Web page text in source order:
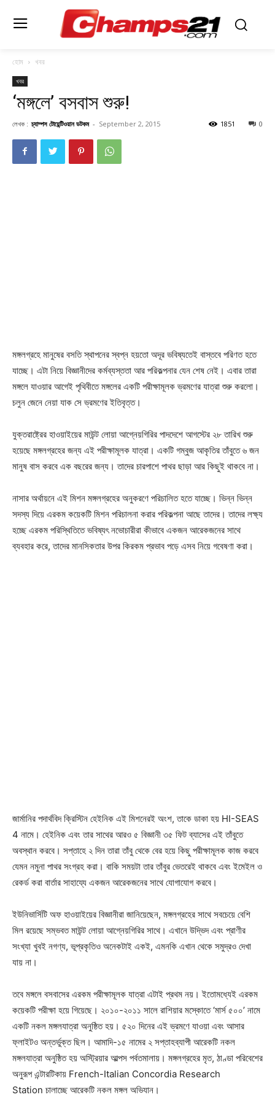
Champs21
হোম খবর
খবর
‘মঙ্গলে’ বসবাস শুরু!
লেখক : চ্যাম্পস টোয়েন্টিওয়ান ডটকম - September 2, 2015 0
1851
মঙ্গলগ্রহে মানুষের বসতি স্থাপনের স্বপ্ন হয়তো অদূর ভবিষ্যতেই বাস্তবে পরিণত হতে
যাচ্ছে। এটা নিয়ে বিজ্ঞানীদের কর্মব্যস্ততা আর পরিকল্পনার যেন শেষ নেই। এবার তারা
মঙ্গলে যাওয়ার আগেই পৃথিবীতে মঙ্গলের একটি পরীক্ষামূলক ভ্রমণের যাত্রা শুরু করলো।
চলুন জেনে নেয়া যাক সে ভ্রমণের ইতিবৃত্ত।
যুক্তরাষ্ট্রের হাওয়াইয়ের মাউন্ট লোয়া আগ্নেয়গিরির পাদদেশে আগস্টের ২৮ তারিখ শুরু
হয়েছে মঙ্গলগ্রহের জন্য এই পরীক্ষামূলক যাত্রা। একটি গম্বুজ আকৃতির তাঁবুতে ৬ জন
মানুষ বাস করবে এক বছরের জন্য। তাদের চারপাশে পাথর ছাড়া আর কিছুই থাকবে না।
নাসার অর্থায়নে এই মিশন মঙ্গলগ্রহের অনুকরণে পরিচালিত হতে যাচ্ছে। ভিন্ন ভিন্ন
সদস্য দিয়ে এরকম কয়েকটি মিশন পরিচালনা করার পরিকল্পনা আছে তাদের। তাদের লক্ষ্য
হচ্ছে এরকম পরিস্থিতিতে ভবিষ্যৎ নভোচারীরা কীভাবে একজন আরেকজনের সাথে
ব্যবহার করে, তাদের মানসিকতার উপর কিরকম প্রভাব পড়ে এসব নিয়ে গবেষণা করা।
জার্মানির পদার্থবিদ ক্রিস্টিন হেইনিক এই মিশনেরই অংশ, তাকে ডাকা হয় HI-SEAS
4 নামে। হেইনিক এবং তার সাথের আরও ৫ বিজ্ঞানী ৩৫ ফিট ব্যাসের এই তাঁবুতে
অবস্থান করবে। সপ্তাহে ২ দিন তারা তাঁবু থেকে বের হয়ে কিছু পরীক্ষামূলক কাজ করবে
যেমন নমুনা পাথর সংগ্রহ করা। বাকি সময়টা তার তাঁবুর ভেতরেই থাকবে এবং ইমেইল ও
রেকর্ড করা বার্তার সাহায্যে একজন আরেকজনের সাথে যোগাযোগ করবে।
ইউনিভার্সিটি অফ হাওয়াইয়ের বিজ্ঞানীরা জানিয়েছেন, মঙ্গলগ্রহের সাথে সবচেয়ে বেশি
মিল রয়েছে সম্ভবত মাউন্ট লোয়া আগ্নেয়গিরির সাথে। এখানে উদ্ভিদ এবং প্রাণীর
সংখ্যা খুবই নগণ্য, ভূপ্রকৃতিও অনেকটাই একই, এমনকি এখান থেকে সমুদ্রও দেখা
যায় না।
তবে মঙ্গলে বসবাসের এরকম পরীক্ষামূলক যাত্রা এটাই প্রথম নয়। ইতোমধ্যেই এরকম
কয়েকটি পরীক্ষা হয়ে গিয়েছে। ২০১০-২০১১ সালে রাশিয়ার মস্কোতে ‘মার্স ৫০০’ নামে
একটি নকল মঙ্গলযাত্রা অনুষ্ঠিত হয়। ৫২০ দিনের এই ভ্রমণে যাওয়া এবং আসার
ফ্লাইটও অন্তর্ভুক্ত ছিল। আমাদি-১৫ নামের ২ সপ্তাহব্যাপী আরেকটি নকল
মঙ্গলযাত্রা অনুষ্ঠিত হয় অস্ট্রিয়ার আল্পস পর্বতমালায়। মঙ্গলগ্রহের মৃত, ঠাণ্ডা পরিবেশের
অনুরূপ এন্টারটিকায় French-Italian Concordia Research
Station চালাচ্ছে আরেকটি নকল মঙ্গল অভিযান।